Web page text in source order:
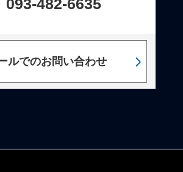
093-482-6635
ルでのお問い合わせ